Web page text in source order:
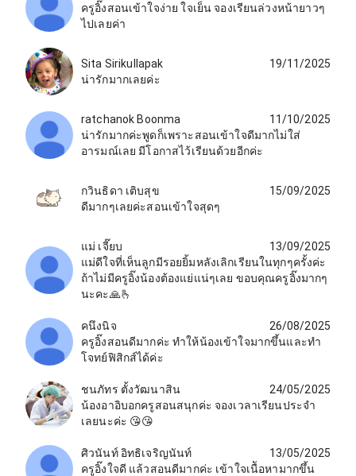
ครูอิ๊งสอนเข้าใจง่าย ใจเย็น จองเรียนล่วงหน้ายาวๆ
ไปเลยค่า
Sita Sirikullapak
19/11/2025
น่ารักมากเลยค่ะ
ratchanok Boonma
11/10/2025
น่ารักมากค่ะพูดก็เพราะสอนเข้าใจดีมากไม่ใส่
อารมณ์เลย มีโอกาสไว้เรียนด้วยอีกค่ะ
กวินธิดา เติบสุข
15/09/2025
ดีมากๆเลยค่ะสอนเข้าใจสุดๆ
แม่ เจี๊ยบ
13/09/2025
แม่ดีใจที่เห็นลูกมีรอยยิ้มหลังเลิกเรียนในทุกๆครั้งค่ะ
ถ้าไม่มีครูอิ๊งน้องต้องแย่แน่ๆเลย ขอบคุณครูอิ๊งมากๆ
นะคะ🙏🫰
คนึงนิจ
26/08/2025
ครูอิ๊งสอนดีมากค่ะ ทำให้น้องเข้าใจมากขึ้นและทำ
โจทย์ฟิสิกส์ได้ค่ะ
ชนภัทร ตั้งวัฒนาสิน
24/05/2025
น้องอาอิบอกครูสอนสนุกค่ะ จองเวลาเรียนประจำ
เลยนะค่ะ 😘😘
ศิวนันท์ อิทธิเจริญนันท์
13/05/2025
ครูอิ๊งใจดี แล้วสอนดีมากค่ะ เข้าใจเนืัอหามากขึ้น